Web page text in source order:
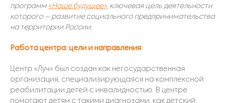
программ «Наше будущее», ключевая цель деятельности
которого – развитие социального предпринимательства
на территории России.
Работа центра: цели и направления
Центр «Луч» был создан как негосударственная
организация, специализирующаяся на комплексной
реабилитации детей с инвалидностью. В центре
помогают детям с такими диагнозами, как детский